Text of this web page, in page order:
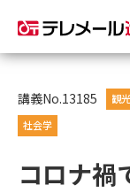
大学・短大の資
講義No.13185 観
社会学
コロナ禍